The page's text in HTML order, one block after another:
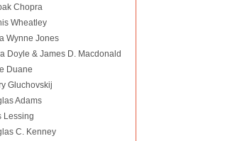
Chopra
Wheatley
Wynne Jones
Doyle & James D. Macdonald
Duane
Gluchovskij
Adams
Lessing
C. Kenney